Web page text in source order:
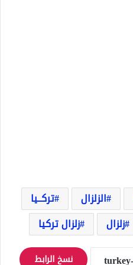
الزلزال
تركــيا
زلزال زلزال تركيا
نسخ الرابط